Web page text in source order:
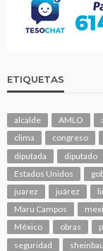
ETIQUETAS
alcalde AMLO
clima
congreso
diputada
diputado
Estados Unidos
juarez
juárez
Maru Campos
México
obras
seguridad